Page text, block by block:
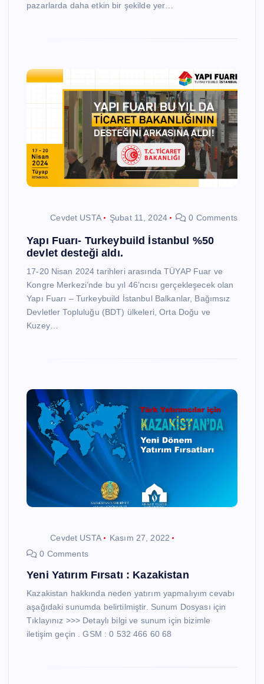
pazarlarda daha etkin bir şekilde yer…
Cevdet USTA Şubat 11, 2024 0 Comments
Yapı Fuarı- Turkeybuild İstanbul %50
devlet desteği aldı.
17-20 Nisan 2024 tarihleri arasında TÜYAP Fuar ve
Kongre Merkezi’nde bu yıl 46’ncısı gerçekleşecek olan
Yapı Fuarı – Turkeybuild İstanbul Balkanlar, Bağımsız
Devletler Topluluğu (BDT) ülkeleri, Orta Doğu ve
Kuzey…
Cevdet USTA
Kasım 27, 2022
0 Comments
Yeni Yatırım Fırsatı : Kazakistan
Kazakistan hakkında neden yatırım yapmalıyım cevabı
aşağıdaki sunumda belirtilmiştir. Sunum Dosyası için
Tıklayınız >>> Detaylı bilgi ve sunum için bizimle
iletişim geçin . GSM : 0 532 466 60 68